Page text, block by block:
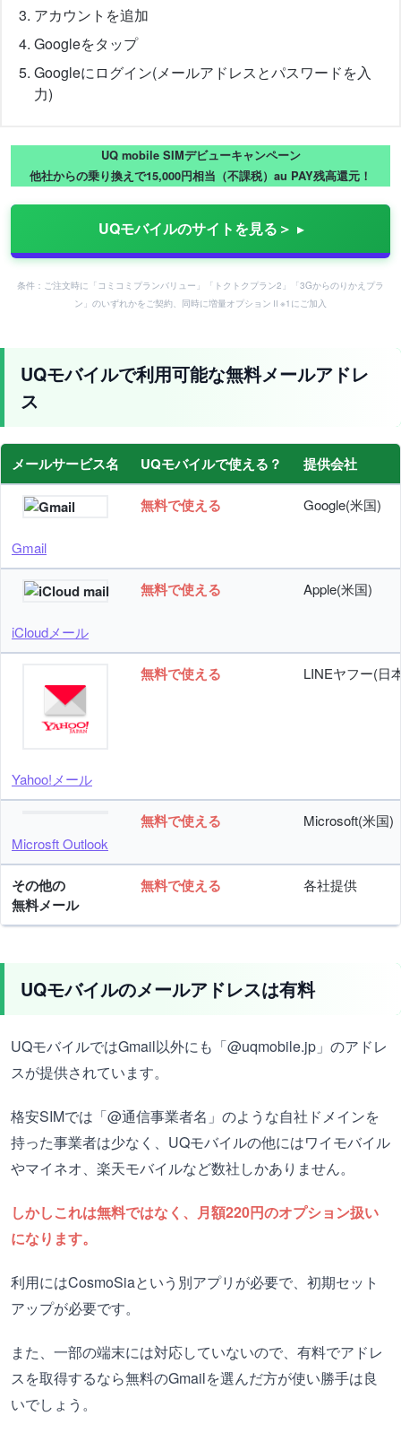
アカウントを追加
Googleをタップ
Googleにログイン(メールアドレスとパスワードを入
力)
UQ mobile SIMデビューキャンペーン
他社からの乗り換えで15,000円相当（不課税）au PAY残高還元！
UQモバイルのサイトを見る＞
条件：ご注文時に「コミコミプランバリュー」「トクトクプラン2」「3Gからのりかえプラ
ン」のいずれかをご契約、同時に増量オプションⅡ※1にご加入
UQモバイルで利用可能な無料メールアドレ
ス
メールサービス名 UQモバイルで使える？ 提供会社
Gmail
無料で使える Google(米国)
iCloudメール
無料で使える Apple(米国)
Yahoo!メール
無料で使える LINEヤフー(日
Microsft Outlook
無料で使える Microsoft(米国)
その他の
無料メール
無料で使える 各社提供
UQモバイルのメールアドレスは有料
UQモバイルではGmail以外にも「@uqmobile.jp」のアドレ
スが提供されています。
格安SIMでは「@通信事業者名」のような自社ドメインを
持った事業者は少なく、UQモバイルの他にはワイモバイル
やマイネオ、楽天モバイルなど数社しかありません。
しかしこれは無料ではなく、月額220円のオプション扱い
になります。
利用にはCosmoSiaという別アプリが必要で、初期セット
アップが必要です。
また、一部の端末には対応していないので、有料でアドレ
スを取得するなら無料のGmailを選んだ方が使い勝手は良
いでしょう。